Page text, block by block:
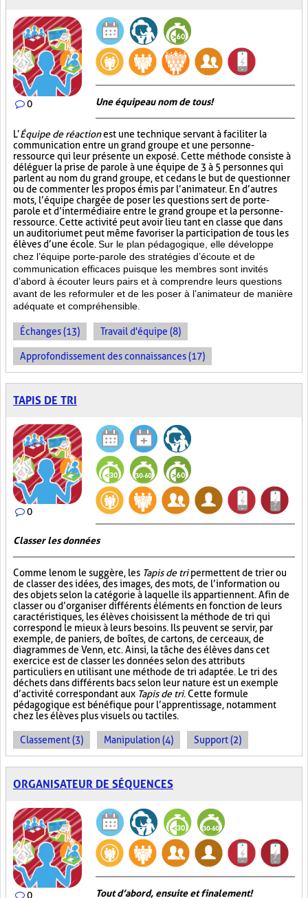
0 Une équipe au nom de tous!
L’Équipe de réactionest une technique servant à faciliter la
communication entre un grand groupe et une personne-
ressource qui leur présente un exposé. Cette méthode consiste à
déléguer la prise de parole à une équipe de 3 à 5 personnes qui
parlent au nom du grand groupe, et ce dans le but de questionner
ou de commenter les propos émis par l’animateur. En d’autres
mots, l’équipe chargée de poser les questions sert de porte-
parole et d’intermédiaire entre le grand groupe et la personne-
ressource. Cette activité peut avoir lieu tant en classe que dans
un auditorium et peut même favoriser la participation de tous les
élèves d’une école. Sur le plan pédagogique, elle développe
chez l’équipe porte-parole des stratégies d’écoute et de
communication efficaces puisque les membres sont invités
d’abord à écouter leurs pairs et à comprendre leurs questions
avant de les reformuler et de les poser à l’animateur de manière
adéquate et compréhensible.
Échanges (13) Travail d'équipe (8)
Approfondissement des connaissances (17)
TAPIS DE TRI
0
Classer les données
Comme le nom le suggère, les Tapis de tripermettent de trier ou
de classer des idées, des images, des mots, de l’information ou
des objets selon la catégorie à laquelle ils appartiennent. Afin de
classer ou d’organiser différents éléments en fonction de leurs
caractéristiques, les élèves choisissent la méthode de tri qui
correspond le mieux à leurs besoins. Ils peuvent se servir, par
exemple, de paniers, de boîtes, de cartons, de cerceaux, de
diagrammes de Venn, etc. Ainsi, la tâche des élèves dans cet
exercice est de classer les données selon des attributs
particuliers en utilisant une méthode de tri adaptée. Le tri des
déchets dans différents bacs selon leur nature est un exemple
d’activité correspondant aux Tapis de tri. Cette formule
pédagogique est bénéfique pour l’apprentissage, notamment
chez les élèves plus visuels ou tactiles.
Classement (3) Manipulation (4) Support (2)
ORGANISATEUR DE SÉQUENCES
0 Tout d’abord, ensuite et finalement!